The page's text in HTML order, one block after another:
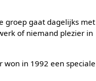
groep gaat dagelijks met
of niemand plezier in
won in 1992 een speciale